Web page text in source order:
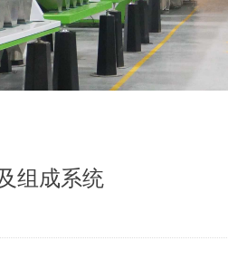
组成系统